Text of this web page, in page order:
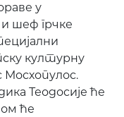
у
шеф грчке
културну
Теодосије ће
ће